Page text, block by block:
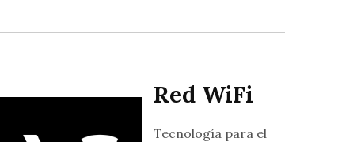
Red WiFi
Tecnología para el